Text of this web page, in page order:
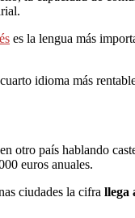
es la lengua más
idioma más
otro país hablando
euros anuales.
ciudades la cifra llega